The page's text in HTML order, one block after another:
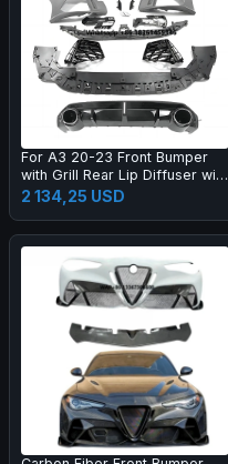
For A3 20-23 Front Bumper
with Grill Rear Lip Diffuser with
Muffler Tip Full RS3 Style
Body Kit
2 134,25 USD